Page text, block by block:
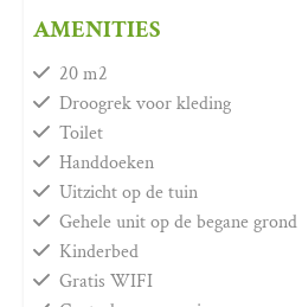
AMENITIES
20 m2
Droogrek voor kleding
Toilet
Handdoeken
Uitzicht op de tuin
Gehele unit op de begane grond
Kinderbed
Gratis WIFI